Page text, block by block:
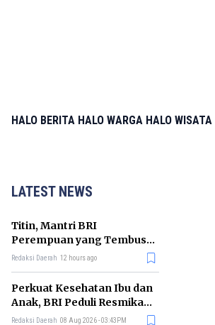
HALO BERITA HALO WARGA HALO WISATA
LATEST NEWS
Titin, Mantri BRI
Perempuan yang Tembus
Laut Demi Ekonomi Warga
Redaksi Daerah 12 hours ago
Perkuat Kesehatan Ibu dan
Anak, BRI Peduli Resmikan
Posyandu di Sleman
Redaksi Daerah 08 Aug 2026 - 03:43PM